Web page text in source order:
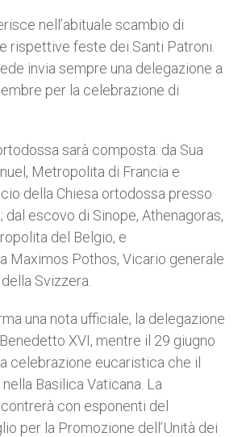
nell’abituale scambio di
rispettive feste dei Santi Patroni.
invia sempre una delegazione a
per la celebrazione di
sarà composta: da Sua
Metropolita di Francia e
della Chiesa ortodossa presso
dal escovo di Sinope, Athenagoras,
del Belgio, e
Maximos Pothos, Vicario generale
Svizzera.
una nota ufficiale, la delegazione
XVI, mentre il 29 giugno
celebrazione eucaristica che il
Basilica Vaticana. La
con esponenti del
per la Promozione dell’Unità dei